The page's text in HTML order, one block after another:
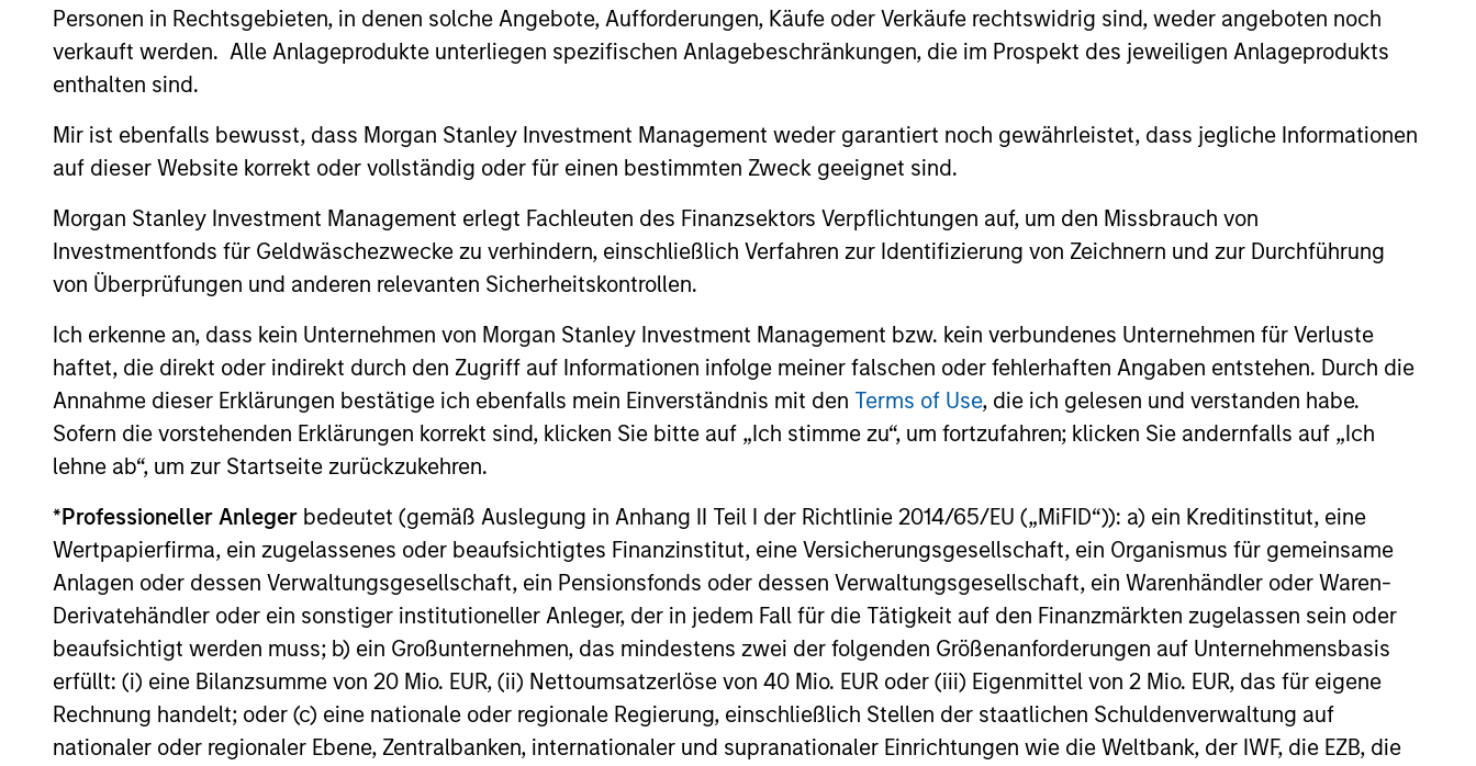
Personen in Rechtsgebieten, in denen solche Angebote, Aufforderungen, Käufe oder Verkäufe rechtswidrig sind, weder angeboten noch
verkauft werden. Alle Anlageprodukte unterliegen spezifischen Anlagebeschränkungen, die im Prospekt des jeweiligen Anlageprodukts
enthalten sind.
Mir ist ebenfalls bewusst, dass Morgan Stanley Investment Management weder garantiert noch gewährleistet, dass jegliche Informationen
auf dieser Website korrekt oder vollständig oder für einen bestimmten Zweck geeignet sind.
Morgan Stanley Investment Management erlegt Fachleuten des Finanzsektors Verpflichtungen auf, um den Missbrauch von
Investmentfonds für Geldwäschezwecke zu verhindern, einschließlich Verfahren zur Identifizierung von Zeichnern und zur Durchführung
von Überprüfungen und anderen relevanten Sicherheitskontrollen.
Ich erkenne an, dass kein Unternehmen von Morgan Stanley Investment Management bzw. kein verbundenes Unternehmen für Verluste
haftet, die direkt oder indirekt durch den Zugriff auf Informationen infolge meiner falschen oder fehlerhaften Angaben entstehen. Durch die
Annahme dieser Erklärungen bestätige ich ebenfalls mein Einverständnis mit den Terms of Use, die ich gelesen und verstanden habe.
Sofern die vorstehenden Erklärungen korrekt sind, klicken Sie bitte auf „Ich stimme zu“, um fortzufahren; klicken Sie andernfalls auf „Ich
lehne ab“, um zur Startseite zurückzukehren.
*Professioneller Anleger bedeutet (gemäß Auslegung in Anhang II Teil I der Richtlinie 2014/65/EU („MiFID“)): a) ein Kreditinstitut, eine
Wertpapierfirma, ein zugelassenes oder beaufsichtigtes Finanzinstitut, eine Versicherungsgesellschaft, ein Organismus für gemeinsame
Anlagen oder dessen Verwaltungsgesellschaft, ein Pensionsfonds oder dessen Verwaltungsgesellschaft, ein Warenhändler oder Waren-
Derivatehändler oder ein sonstiger institutioneller Anleger, der in jedem Fall für die Tätigkeit auf den Finanzmärkten zugelassen sein oder
beaufsichtigt werden muss; b) ein Großunternehmen, das mindestens zwei der folgenden Größenanforderungen auf Unternehmensbasis
erfüllt: (i) eine Bilanzsumme von 20 Mio. EUR, (ii) Nettoumsatzerlöse von 40 Mio. EUR oder (iii) Eigenmittel von 2 Mio. EUR, das für eigene
Rechnung handelt; oder (c) eine nationale oder regionale Regierung, einschließlich Stellen der staatlichen Schuldenverwaltung auf
nationaler oder regionaler Ebene, Zentralbanken, internationaler und supranationaler Einrichtungen wie die Weltbank, der IWF, die EZB, die
Differentiators
1
CUSTOMIZATION
We deliver our fixed income
expertise in a customized,
seeks to optimize the
application of our global
resources to the investment
objectives of the individual
client. Our team is client-
centric in all aspects of the
relationship.
2
RIGHT-SIZED
As an agile, mid-sized manager
with a collaborative structure
specialists, we are able to
confidently implement
differentiated investment
themes across portfolios.
3
EXTENSIVE
RESOURCES OF A
Our culture of collaboration
across fixed income teams in
New York, London, Singapore
and Tokyo enables us to take a
capture returns in major
markets worldwide.
4
INTENSIVE RISK
MANAGEMENT
income assets since 1975 and
have developed an intensive
risk management framework
that includes daily monitoring
portfolio risk exposures. At the
firm level, our risk management
team operates independently
of business functions, which
we believe provides us with a
critical system of checks and
balances.